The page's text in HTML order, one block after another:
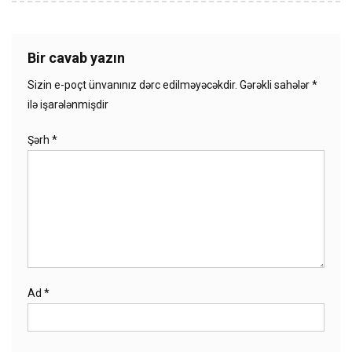
Bir cavab yazın
Sizin e-poçt ünvanınız dərc edilməyəcəkdir. Gərəkli sahələr*
ilə işarələnmişdir
Şərh *
Ad *